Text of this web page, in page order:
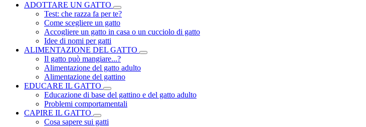
ADOTTARE UN GATTO
Test: che razza fa per te?
Come scegliere un gatto
Accogliere un gatto in casa o un cucciolo di gatto
Idee di nomi per gatti
ALIMENTAZIONE DEL GATTO
Il gatto può mangiare...?
Alimentazione del gatto adulto
Alimentazione del gattino
EDUCARE IL GATTO
Educazione di base del gattino e del gatto adulto
Problemi comportamentali
CAPIRE IL GATTO
Cosa sapere sui gatti